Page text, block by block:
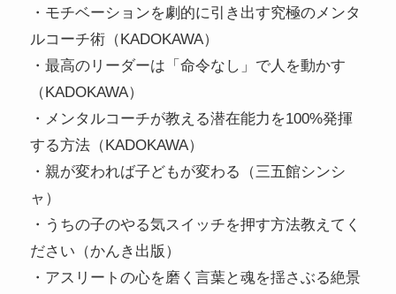
・モチベーションを劇的に引き出す究極のメンタ
ルコーチ術（KADOKAWA）
・最高のリーダーは「命令なし」で人を動かす
（KADOKAWA）
・メンタルコーチが教える潜在能力を100%発揮
する方法（KADOKAWA）
・親が変われば子どもが変わる（三五館シンシ
ャ）
・うちの子のやる気スイッチを押す方法教えてく
ださい（かんき出版）
・アスリートの心を磨く言葉と魂を揺さぶる絶景